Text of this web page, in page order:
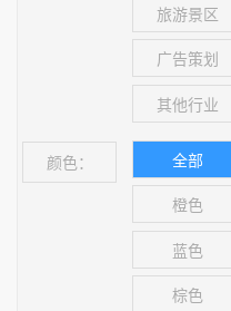
旅游景区
广告策划
其他行业
颜色： 全部
橙色
蓝色
棕色